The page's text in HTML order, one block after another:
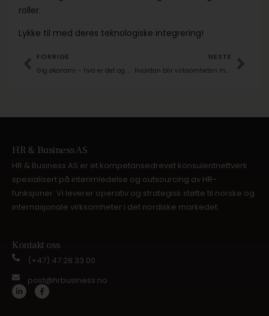
roller.
Lykke til med deres teknologiske integrering!
FORRIGE
Gig økonomi – hva er det og hva betyr det for arbeidstakere og virksomheter i fremtiden?
NESTE
Hvordan blir virksomheten mer lønnsom gjennom ansatte?
HR & Business AS
HR & Business AS er et kompetansedrevet konsulentnettverk
spesialisert på interimledelse og outsourcing av HR-
funksjoner. Vi leverer operativ og strategisk støtte til norske og
internasjonale virksomheter i det nordiske markedet.
Kontakt oss
(+47) 47 28 33 00
post@hrbusiness.no